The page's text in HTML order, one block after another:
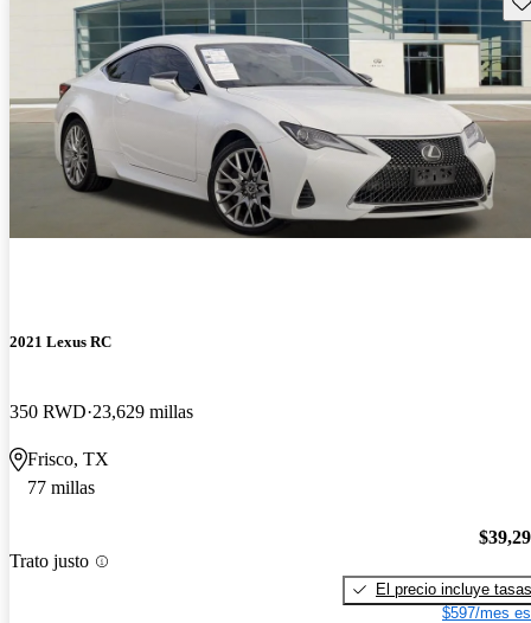
2021 Lexus RC
350 RWD 23,629 millas
Frisco, TX
77 millas
Trato justo
El precio incluye tasas
$597/mes